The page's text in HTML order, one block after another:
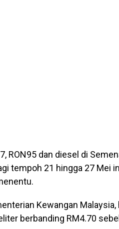
RON95 dan diesel di
tempoh 21 hingga 27 Mei
Kewangan Malaysia
berbanding RM4.70